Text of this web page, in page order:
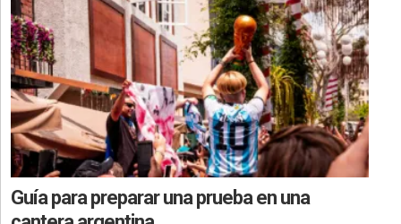
Guía para preparar una prueba en una